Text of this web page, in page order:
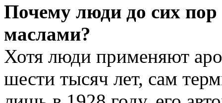
Почему люди до сих
маслами?
Хотя люди применяют
шести тысяч лет, сам